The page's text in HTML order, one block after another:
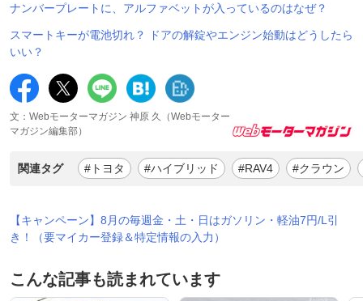
ナンバープレートに、アルファベットが入っているのはなぜ？
スマートキーが電池切れ？ ドアの解錠やエンジン始動はどうしたら
いい？
文：Webモーターマガジン 神原 久（Webモーター
マガジン編集部）
関連タグ #トヨタ #ハイブリッド #RAV4 #クラウン
【キャンペーン】8月の毎週金・土・日はガソリン・軽油7円/L引
き！（要マイカー登録＆特定情報の入力）
こんな記事も読まれています